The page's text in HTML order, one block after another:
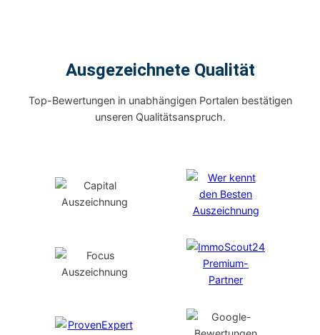
Ausgezeichnete Qualität
Top-Bewertungen in unabhängigen Portalen bestätigen
unseren Qualitätsanspruch.